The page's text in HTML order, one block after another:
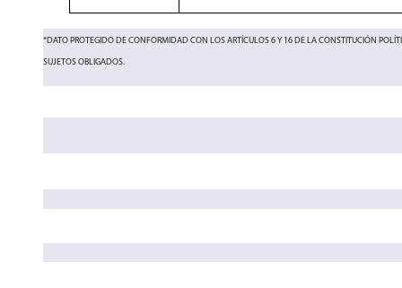
*DATO PROTEGIDO DE CONFORMIDAD CON LOS ARTÍCULOS 6 Y 16 DE LA CONSTITUCIÓN
SUJETOS OBLIGADOS.